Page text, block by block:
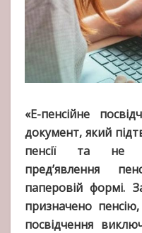
«Е-пенсійне
документ, який
пенсії та не
пред’явлення
паперовій формі.
призначено
посвідчення